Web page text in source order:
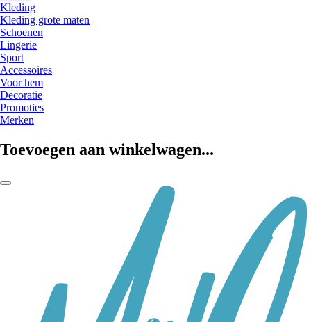
Kleding
Kleding grote maten
Schoenen
Lingerie
Sport
Accessoires
Voor hem
Decoratie
Promoties
Merken
Toevoegen aan winkelwagen...